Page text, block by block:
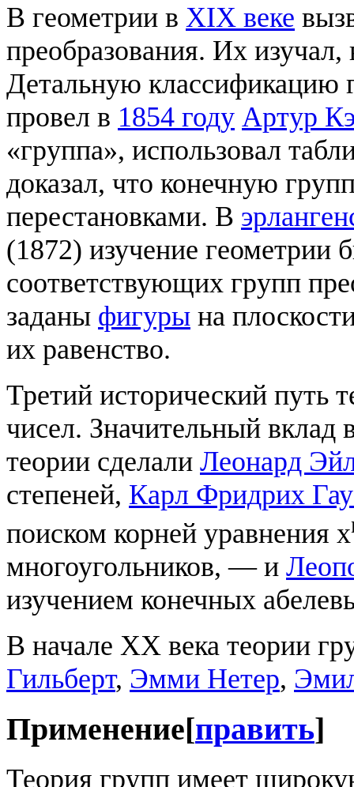
В геометрии в XIX веке
преобразования. Их
Детальную классификацию
провел в 1854 году Артур
«группа», использовал
доказал, что конечную
перестановками. В
(1872) изучение геометрии
соответствующих групп
заданы фигуры на
их равенство.
Третий исторический путь
чисел. Значительный вклад
теории сделали Леонард
степеней, Карл Фридрих
поиском корней уравнения х
многоугольников, — и
изучением конечных
В начале XX века теории
Гильберт, Эмми Нетер,
Применение[править]
Теория групп имеет